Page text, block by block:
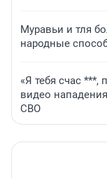
Муравьи и тля
народные
«Я тебя счас ***,
видео
СВО